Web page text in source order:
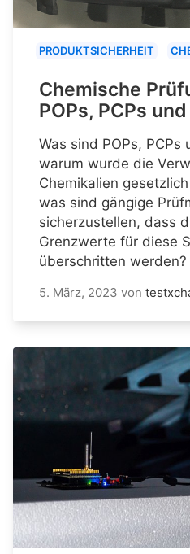
PRODUKTSICHERHEIT
Chemische
POPs, PCPs und
Was sind POPs, PCPs
warum wurde die
Chemikalien
was sind gängige
sicherzustellen, dass
Grenzwerte für diese
überschritten werden?
5. März, 2023 von